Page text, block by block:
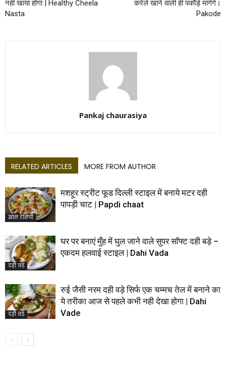
नहीं खाया होगा | Healthy Cheela
Nasta
करेले खाने वाली ही पकौड़े मांगेंगे।
Pakode
Pankaj chaurasiya
RELATED ARTICLES MORE FROM AUTHOR
खास रेसिपी
मशहूर स्ट्रीट फूड दिल्ली स्टाइल में बनाये मटर दही
पापड़ी चाट | Papdi chaat
दही वड़े
घर पर बनाएं मुँह में घुल जाने वाले सुपर सॉफ्ट दही बड़े –
एकदम हलवाई स्टाइल | Dahi Vada
दही वड़े
रुई जैसी नरम दही वड़े सिर्फ एक चम्मच तेल में बनाने का
ये तरीका आज से पहले कभी नही देखा होगा | Dahi
Vade